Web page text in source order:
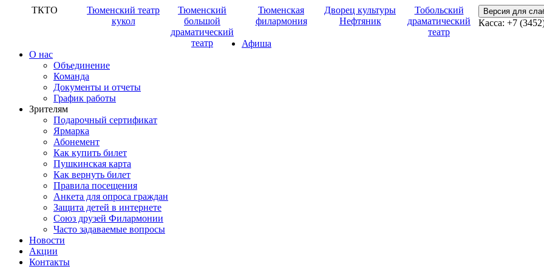
ТКТО
Тюменский театр
кукол
Тюменский
большой
драматический
театр
Тюменская
филармония
Дворец культуры
Нефтяник
Тобольский
драматический
театр
Версия для
Касса: +7
Афиша
О нас
Объединение
Команда
Документы и отчеты
График работы
Зрителям
Подарочный сертификат
Ярмарка
Абонемент
Как купить билет
Пушкинская карта
Как вернуть билет
Правила посещения
Анкета для опроса граждан
Защита детей в интернете
Союз друзей Филармонии
Часто задаваемые вопросы
Новости
Акции
Контакты